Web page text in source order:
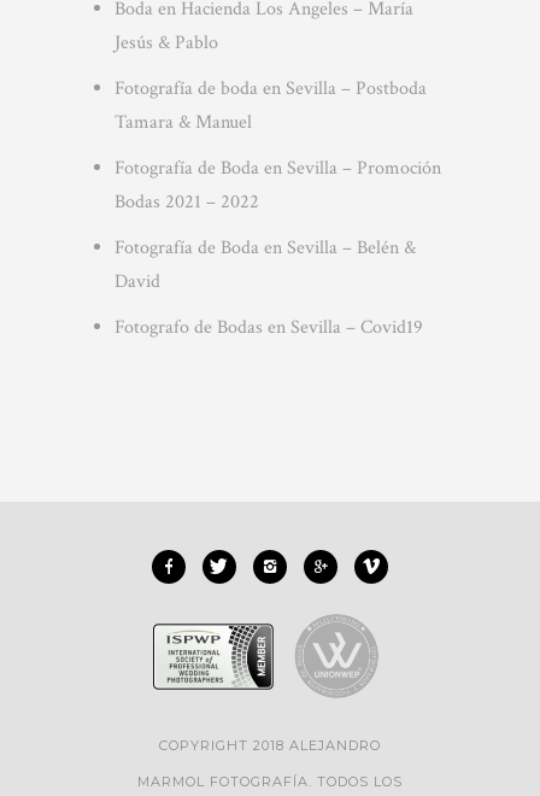
Boda en Hacienda Los Angeles – María
Jesús & Pablo
Fotografía de boda en Sevilla – Postboda
Tamara & Manuel
Fotografía de Boda en Sevilla – Promoción
Bodas 2021 – 2022
Fotografía de Boda en Sevilla – Belén &
David
Fotografo de Bodas en Sevilla – Covid19
COPYRIGHT 2018 ALEJANDRO
MARMOL FOTOGRAFÍA. TODOS LOS